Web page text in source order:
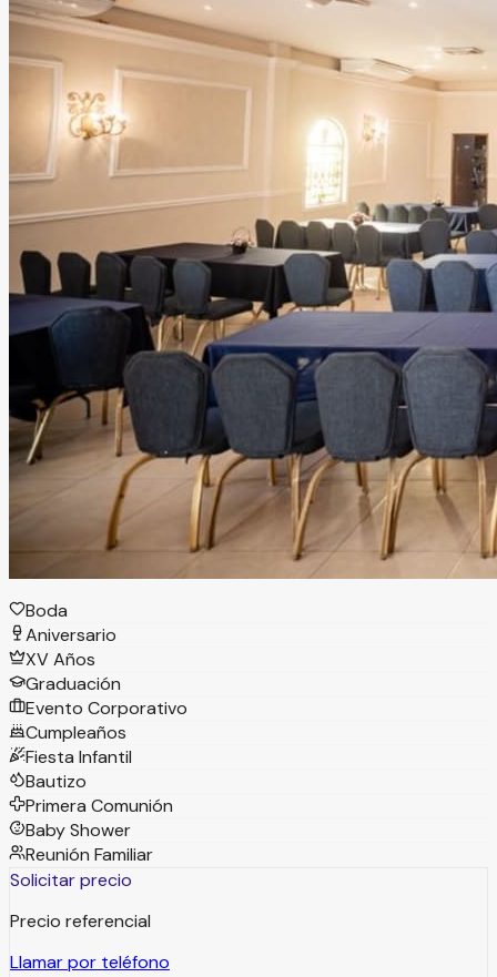
Salón Español Mérida
Mérida, Yucatán Salón Hasta380personas
Información
Propuesta elegante en Mérida para bodas muy
distinguidas. Servicios de excelencia en instalaciones con
aforo de hasta 380 comensales. Una experiencia que no
olvidarán.
Tipos de eventos
Boda
Aniversario
XV Años
Graduación
Evento Corporativo
Cumpleaños
Fiesta Infantil
Bautizo
Primera Comunión
Baby Shower
Reunión Familiar
Solicitar precio
Precio referencial
Llamar por teléfono